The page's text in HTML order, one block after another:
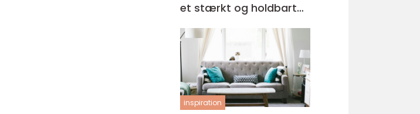
et stærkt og holdbart
tag
inspiration